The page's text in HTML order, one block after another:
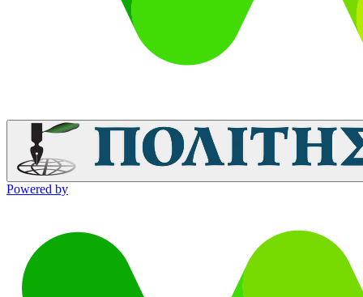
Powered by